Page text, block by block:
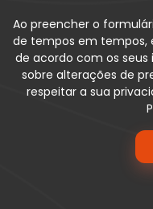
Ao preencher o
de tempos em tempos,
de acordo com os seus
sobre alterações de
respeitar a sua